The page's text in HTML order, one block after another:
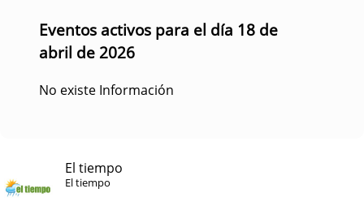
Eventos activos para el día 18 de
abril de 2026
No existe Información
El tiempo
El tiempo